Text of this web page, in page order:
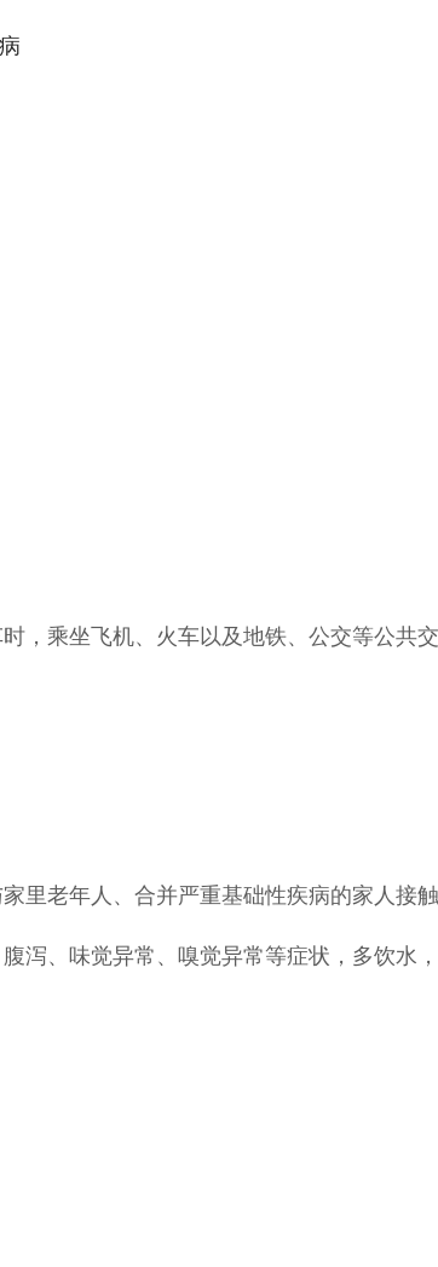
，乘坐飞机、火车以及地铁、公交等公共
里老年人、合并严重基础性疾病的家人接触
泻、味觉异常、嗅觉异常等症状，多饮水